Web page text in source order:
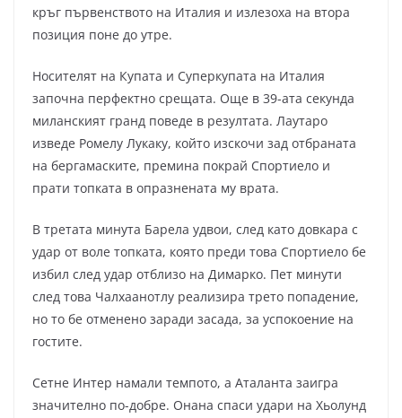
кръг първенството на Италия и излезоха на втора
позиция поне до утре.
Носителят на Купата и Суперкупата на Италия
започна перфектно срещата. Още в 39-ата секунда
миланският гранд поведе в резултата. Лаутаро
изведе Ромелу Лукаку, който изскочи зад отбраната
на бергамаските, премина покрай Спортиело и
прати топката в опразнената му врата.
В третата минута Барела удвои, след като довкара с
удар от воле топката, която преди това Спортиело бе
избил след удар отблизо на Димарко. Пет минути
след това Чалхаанотлу реализира трето попадение,
но то бе отменено заради засада, за успокоение на
гостите.
Сетне Интер намали темпото, а Аталанта заигра
значително по-добре. Онана спаси удари на Хьолунд